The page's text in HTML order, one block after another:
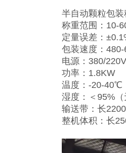
半自动颗粒包
称重范围：10-
定量误差：
包装速度：
电源：380/
功率：1.8KW
温度：-20-40℃
湿度：＜95%
输送带：长
整机体积：长